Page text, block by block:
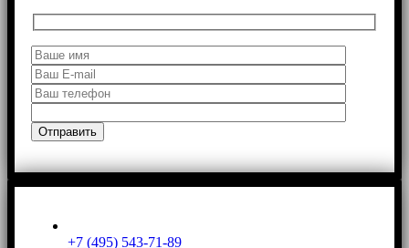
+7 (495) 543-71-89